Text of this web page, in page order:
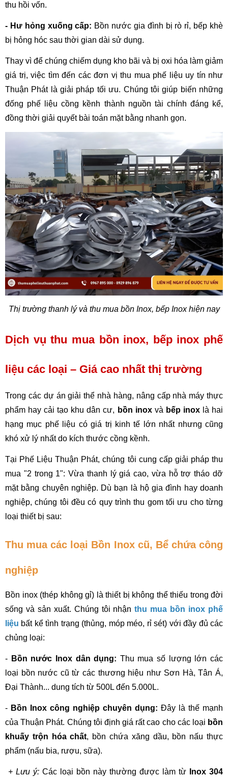
thu hồi vốn.
- Hư hỏng xuống cấp: Bồn nước gia đình bị rò rỉ, bếp khè
bị hỏng hóc sau thời gian dài sử dụng.
Thay vì để chúng chiếm dụng kho bãi và bị oxi hóa làm giảm
giá trị, việc tìm đến các đơn vị thu mua phế liệu uy tín như
Thuận Phát là giải pháp tối ưu. Chúng tôi giúp biến những
đống phế liệu cồng kềnh thành nguồn tài chính đáng kể,
đồng thời giải quyết bài toán mặt bằng nhanh gọn.
Thị trường thanh lý và thu mua bồn Inox, bếp Inox hiện nay
Dịch vụ thu mua bồn inox, bếp inox phế
liệu các loại – Giá cao nhất thị trường
Trong các dự án giải thể nhà hàng, nâng cấp nhà máy thực
phẩm hay cải tạo khu dân cư, bồn inox và bếp inox là hai
hạng mục phế liệu có giá trị kinh tế lớn nhất nhưng cũng
khó xử lý nhất do kích thước cồng kềnh.
Tại Phế Liệu Thuận Phát, chúng tôi cung cấp giải pháp thu
mua "2 trong 1": Vừa thanh lý giá cao, vừa hỗ trợ tháo dỡ
mặt bằng chuyên nghiệp. Dù bạn là hộ gia đình hay doanh
nghiệp, chúng tôi đều có quy trình thu gom tối ưu cho từng
loại thiết bị sau:
Thu mua các loại Bồn Inox cũ, Bể chứa công
nghiệp
Bồn inox (thép không gỉ) là thiết bị không thể thiếu trong đời
sống và sản xuất. Chúng tôi nhận thu mua bồn inox phế
liệu bất kể tình trạng (thủng, móp méo, rỉ sét) với đầy đủ các
chủng loại:
- Bồn nước Inox dân dụng: Thu mua số lượng lớn các
loại bồn nước cũ từ các thương hiệu như Sơn Hà, Tân Á,
Đại Thành... dung tích từ 500L đến 5.000L.
- Bồn Inox công nghiệp chuyên dụng: Đây là thế mạnh
của Thuận Phát. Chúng tôi định giá rất cao cho các loại bồn
khuấy trộn hóa chất, bồn chứa xăng dầu, bồn nấu thực
phẩm (nấu bia, rượu, sữa).
+ Lưu ý: Các loại bồn này thường được làm từ Inox 304